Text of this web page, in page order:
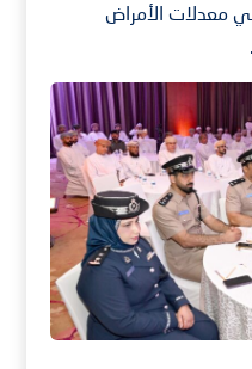
معدلات الأمراض